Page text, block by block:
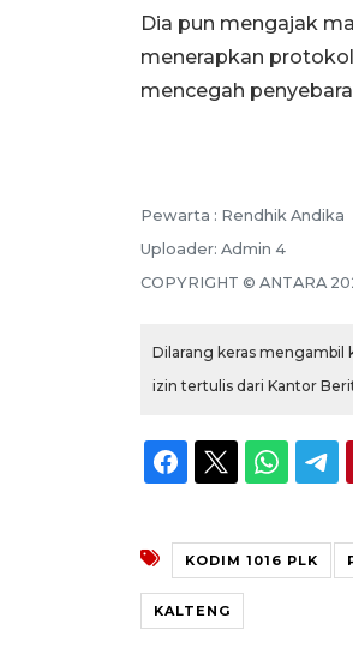
Dia pun mengajak
menerapkan
mencegah
Pewarta : Rendhik Andika
Uploader: Admin 4
COPYRIGHT © ANTARA
Dilarang keras mengambil
izin tertulis dari Kantor
KODIM 1016 PLK
KALTENG